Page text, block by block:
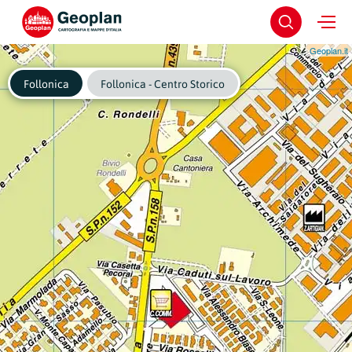
Geoplan.it
Follonica Follonica - Centro Storico